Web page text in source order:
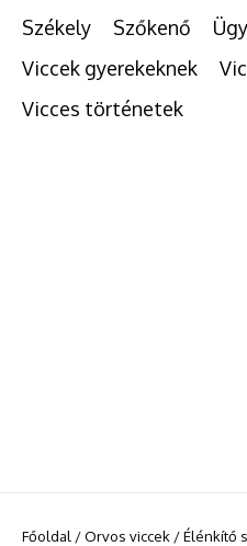
Székely
Szőkenő
Viccek gyerekeknek
Vicces történetek
Főoldal /Orvos viccek /Élénkítő